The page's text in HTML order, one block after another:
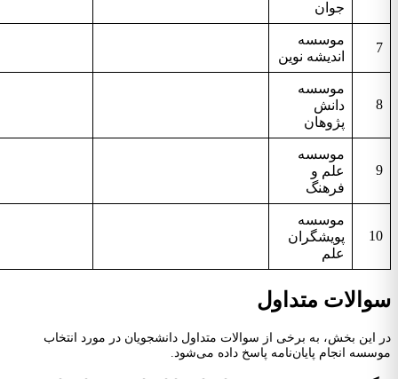
جوان
7
موسسه
اندیشه نوین
8
موسسه
دانش
پژوهان
9
موسسه
علم و
فرهنگ
10
موسسه
پویشگران
علم
سوالات متداول
در این بخش، به برخی از سوالات متداول دانشجویان در مورد انتخاب
موسسه انجام پایان‌نامه پاسخ داده می‌شود.